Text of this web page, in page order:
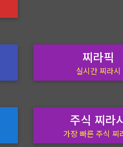
찌라픽
실시간 찌라시
주식 찌라
가장 빠른 주식 찌